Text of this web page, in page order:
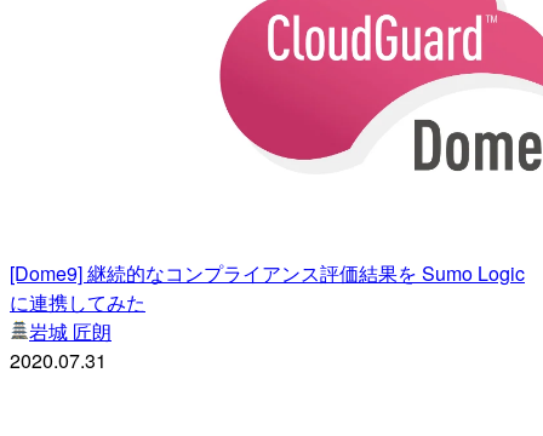
[Dome9] 継続的なコンプライアンス評価結果を Sumo Logic
に連携してみた
岩城 匠朗
2020.07.31